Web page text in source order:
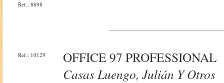
Ref.: 8898
Ref.: 10129
OFFICE 97 PROFESSIONAL
Casas Luengo, Julián Y Otros